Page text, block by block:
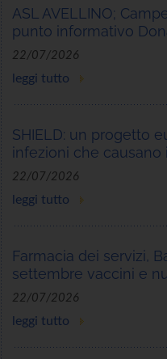
ASL AVELLINO;
punto informativo
22/07/2026
leggi tutto
SHIELD: un progetto
infezioni che causano
22/07/2026
leggi tutto
Farmacia dei servizi,
settembre vaccini e
22/07/2026
leggi tutto